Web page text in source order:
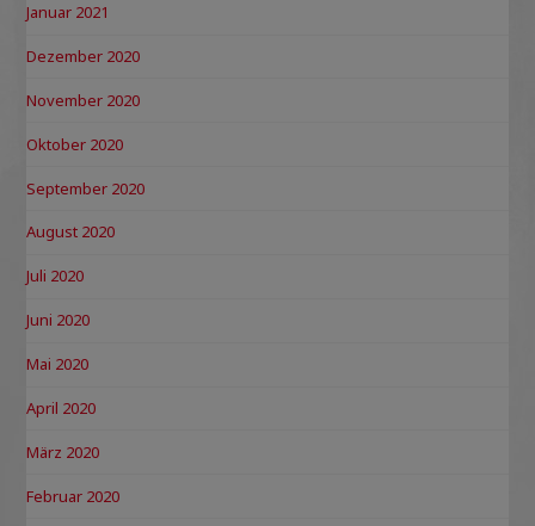
Januar 2021
Dezember 2020
November 2020
Oktober 2020
September 2020
August 2020
Juli 2020
Juni 2020
Mai 2020
April 2020
März 2020
Februar 2020